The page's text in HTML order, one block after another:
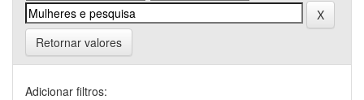
Retornar valores
Adicionar filtros: